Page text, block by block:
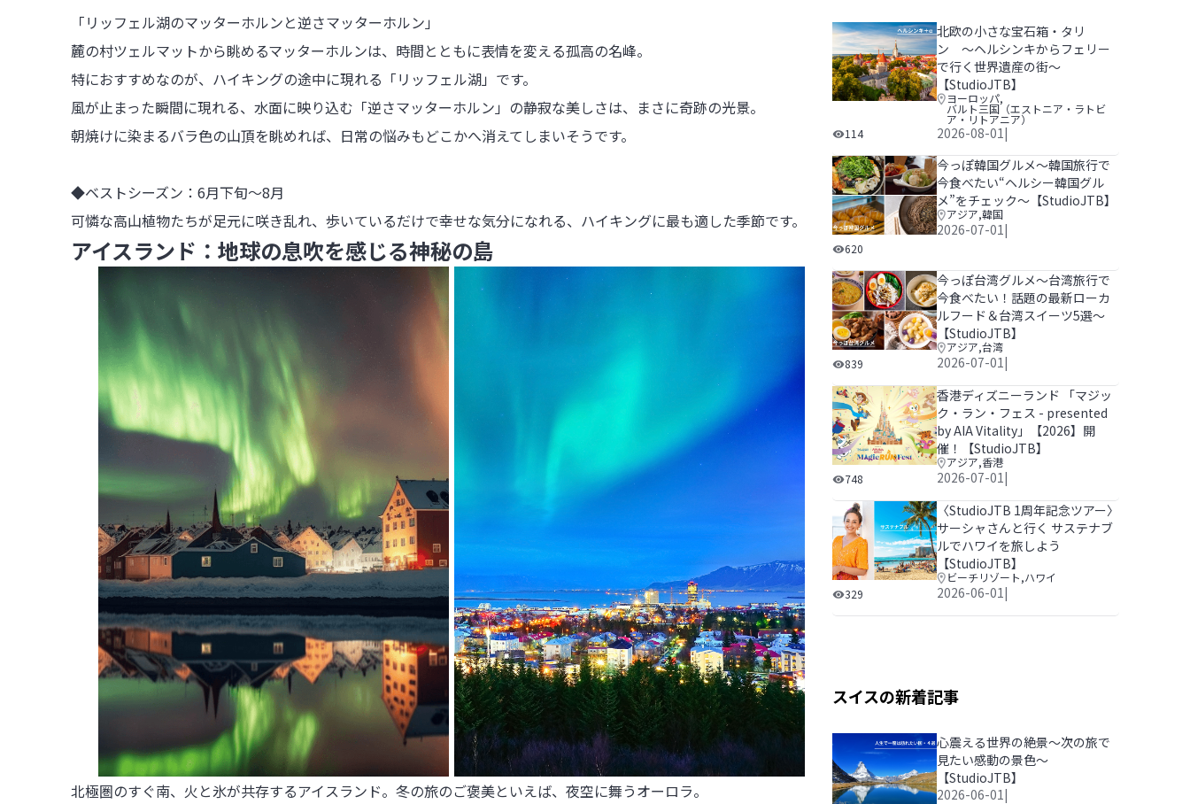
「リッフェル湖のマッターホルンと逆さマッターホルン」
麓の村ツェルマットから眺めるマッターホルンは、時間とともに表情を変える孤高の名峰。
特におすすめなのが、ハイキングの途中に現れる「リッフェル湖」です。
風が止まった瞬間に現れる、水面に映り込む「逆さマッターホルン」の静寂な美しさは、まさに奇跡の光景。
朝焼けに染まるバラ色の山頂を眺めれば、日常の悩みもどこかへ消えてしまいそうです。
◆ベストシーズン：6月下旬～8月
可憐な高山植物たちが足元に咲き乱れ、歩いているだけで幸せな気分になれる、ハイキングに最も適した季節です。
アイスランド：地球の息吹を感じる神秘の島
北極圏のすぐ南、火と氷が共存するアイスランド。冬の旅のご褒美といえば、夜空に舞うオーロラ。
北欧の小さな宝石箱・タリン 〜ヘルシンキからフェ
114
北欧の小さな宝石箱・タリ
ン 〜ヘルシンキからフェリー
で行く世界遺産の街〜
【StudioJTB】
ヨーロッパ,
バルト三国（エストニア・ラトビ
ア・リトアニア）
2026-08-01|
今っぽ韓国グルメ～韓国旅行で今食べたい“ヘルシー
620
今っぽ韓国グルメ～韓国旅行で
今食べたい“ヘルシー韓国グル
メ”をチェック～【StudioJTB】
アジア,韓国
2026-07-01|
今っぽ台湾グルメ～台湾旅行で今食べたい！話題の最
839
今っぽ台湾グルメ～台湾旅行で
今食べたい！話題の最新ローカ
ルフード＆台湾スイーツ5選～
【StudioJTB】
アジア,台湾
2026-07-01|
香港ディズニーランド 「マジック・ラン・フェス -
748
香港ディズニーランド 「マジッ
ク・ラン・フェス - presented
by AIA Vitality」【2026】開
催！【StudioJTB】
アジア,香港
2026-07-01|
〈StudioJTB 1周年記念ツアー〉サーシャさんと行く
329
〈StudioJTB 1周年記念ツアー〉
サーシャさんと行く サステナブ
ルでハワイを旅しよう
【StudioJTB】
ビーチリゾート,ハワイ
2026-06-01|
スイスの新着記事
心震える世界の絶景～次の旅で
見たい感動の景色～
【StudioJTB】
2026-06-01|